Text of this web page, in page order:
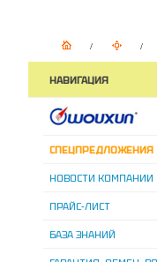
НАВИГАЦИЯ
СПЕЦПРЕДЛОЖЕНИЯ
НОВОСТИ КОМПАНИИ
ПРАЙС-ЛИСТ
БАЗА ЗНАНИЙ